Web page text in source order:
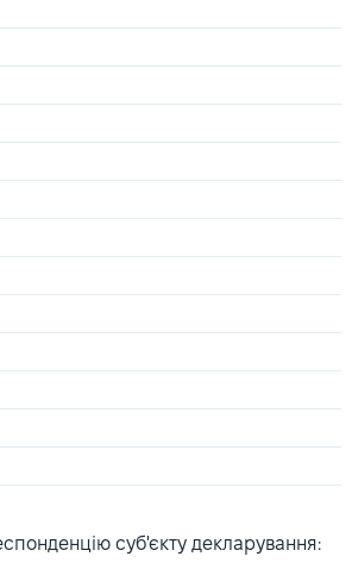
суб'єкту декларування: